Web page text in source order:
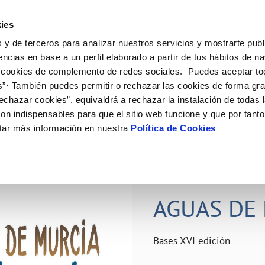
y de terceros para analizar nuestros servicios y mostrarte
en base a un perfil elaborado a partir de tus hábitos de
de complemento de redes sociales. Puedes aceptar
También puedes permitir o rechazar las cookies de forma
cookies”, equivaldrá a rechazar la instalación de todas
indispensables para que el sitio web funcione y que por
más información en nuestra Política de Cookies
de titular
de suministro
MODIFICACIÓN DE DATOS
Actualizar datos bancários
Actualizar datos de
VER TODAS LAS GESTIONES
Tu Servicio
AL CLIENTE
contacto
COMPROMISO DE SERVICIO
Carta de compromisos
Customer Counsel (Defensa del
Tu Agua
del agua
consumidor
CUIDADOS DEL AGUA
Consejos de ahorro
Depósitos comunitarios
comunitarios
Conócenos
DE GESTIÓN Y CERTIFICADOS
PERFIL DEL CONTRATANTE
Plataforma de contratación del
público
Licitaciones en curso
AGUAS
Bases XVI edición